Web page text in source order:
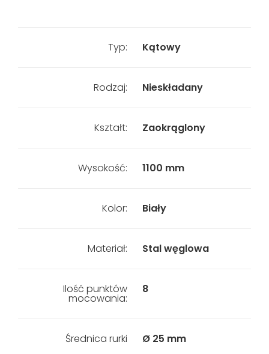
Typ: Kątowy
Rodzaj: Nieskładany
Kształt: Zaokrąglony
Wysokość: 1100 mm
Kolor: Biały
Materiał: Stal węglowa
Ilość punktów
mocowania:
8
Średnica rurki Ø 25 mm